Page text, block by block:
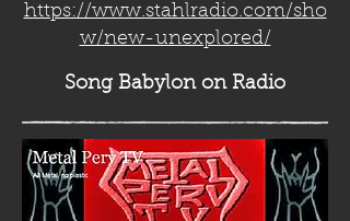
https://www.stahlradio.com/sho
w/new-unexplored/
Song Babylonon Radio